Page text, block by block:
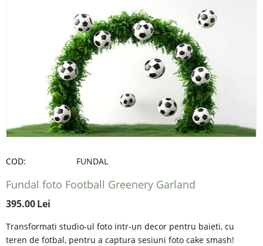
COD: FUNDAL
Fundal foto Football Greenery Garland
395.00Lei
Transformati studio-ul foto intr-un decor pentru baieti, cu
teren de fotbal, pentru a captura sesiuni foto cake smash!